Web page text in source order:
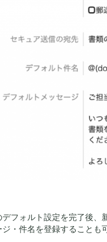
フォルト設定を完了後、
ジ・件名を登録することも